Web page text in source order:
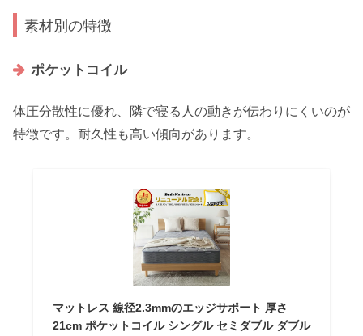
素材別の特徴
ポケットコイル
体圧分散性に優れ、隣で寝る人の動きが伝わりにくいのが
特徴です。耐久性も高い傾向があります。
マットレス 線径2.3mmのエッジサポート 厚さ
21cm ポケットコイル シングル セミダブル ダブル